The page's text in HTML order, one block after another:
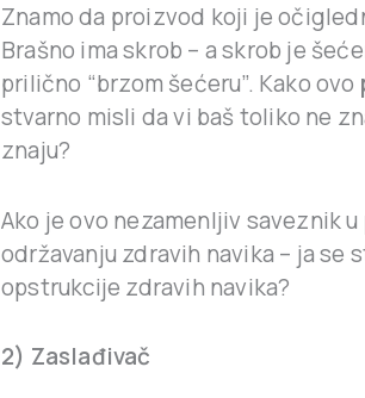
Znamo da proizvod koji je
Brašno ima skrob – a skrob je
prilično “brzom šećeru”. Kako ovo
stvarno misli da vi baš toliko ne
znaju?
Ako je ovo nezamenljiv saveznik u
održavanju zdravih navika – ja se
opstrukcije zdravih navika?
2) Zaslađivač